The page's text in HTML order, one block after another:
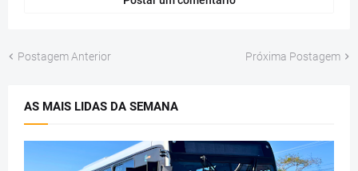
Postagem Anterior Próxima Postagem
AS MAIS LIDAS DA SEMANA